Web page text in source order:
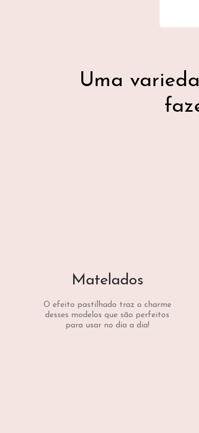
Uma
Matelados
O efeito pastilhado traz o charme
desses modelos que são perfeitos
para usar no dia a dia!